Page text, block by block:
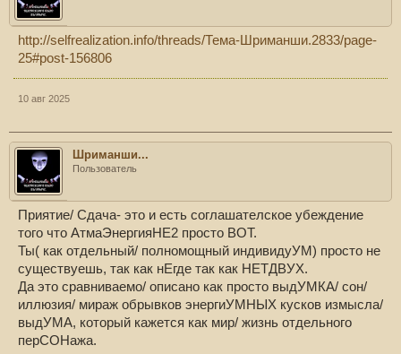
http://selfrealization.info/threads/Тема-Шриманши.2833/page-
25#post-156806
10 авг 2025
Шриманши...
Пользователь
Приятие/ Сдача- это и есть соглашателское убеждение
того что АтмаЭнергияНЕ2 просто ВОТ.
Ты( как отдельный/ полномощный индивидуУМ) просто не
существуешь, так как нЕгде так как НЕТДВУХ.
Да это сравниваемо/ описано как просто выдУМКА/ сон/
иллюзия/ мираж обрывков энергиУМНЫХ кусков измысла/
выдУМА, который кажется как мир/ жизнь отдельного
перСОНажа.